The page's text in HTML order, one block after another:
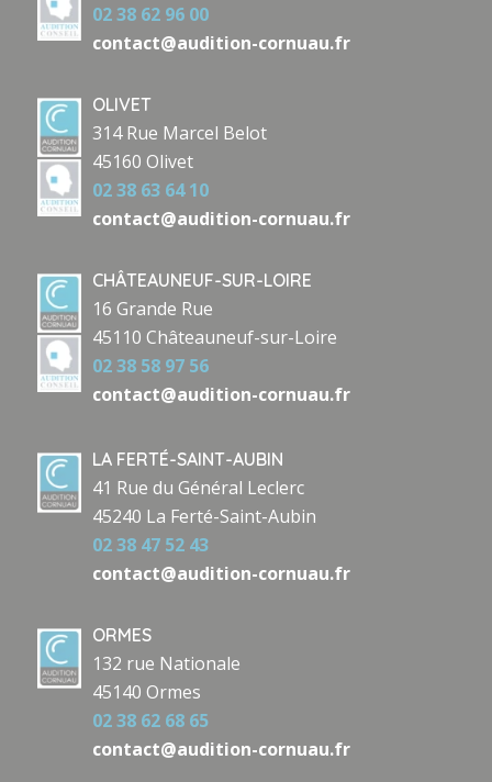
02 38 62 96 00
contact@audition-cornuau.fr
OLIVET
314 Rue Marcel Belot
45160 Olivet
02 38 63 64 10
contact@audition-cornuau.fr
CHÂTEAUNEUF-SUR-LOIRE
16 Grande Rue
45110 Châteauneuf-sur-Loire
02 38 58 97 56
contact@audition-cornuau.fr
LA FERTÉ-SAINT-AUBIN
41 Rue du Général Leclerc
45240 La Ferté-Saint-Aubin
02 38 47 52 43
contact@audition-cornuau.fr
ORMES
132 rue Nationale
45140 Ormes
02 38 62 68 65
contact@audition-cornuau.fr